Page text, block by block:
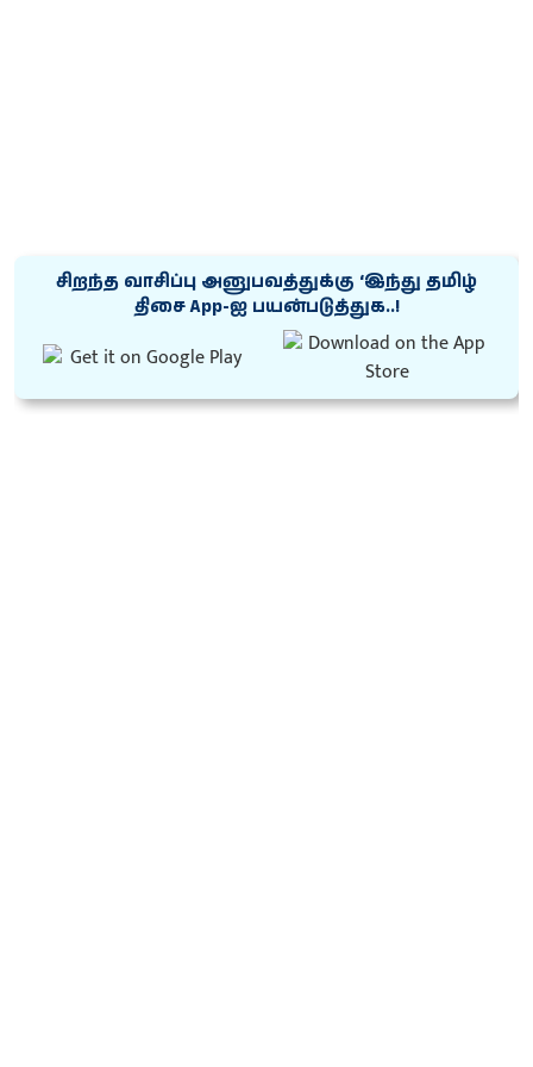
சிறந்த வாசிப்பு அனுபவத்துக்கு ‘இந்து தமிழ்
திசை App-ஐ பயன்படுத்துக..!